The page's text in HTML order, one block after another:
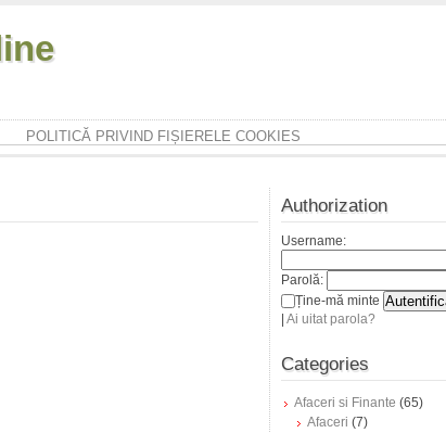
POLITICĂ PRIVIND FIȘIERELE COOKIES
Authorization
Username:
Parolă:
Ține-mă minte
Ai uitat parola?
Categories
Afaceri si Finante (65)
Afaceri (7)